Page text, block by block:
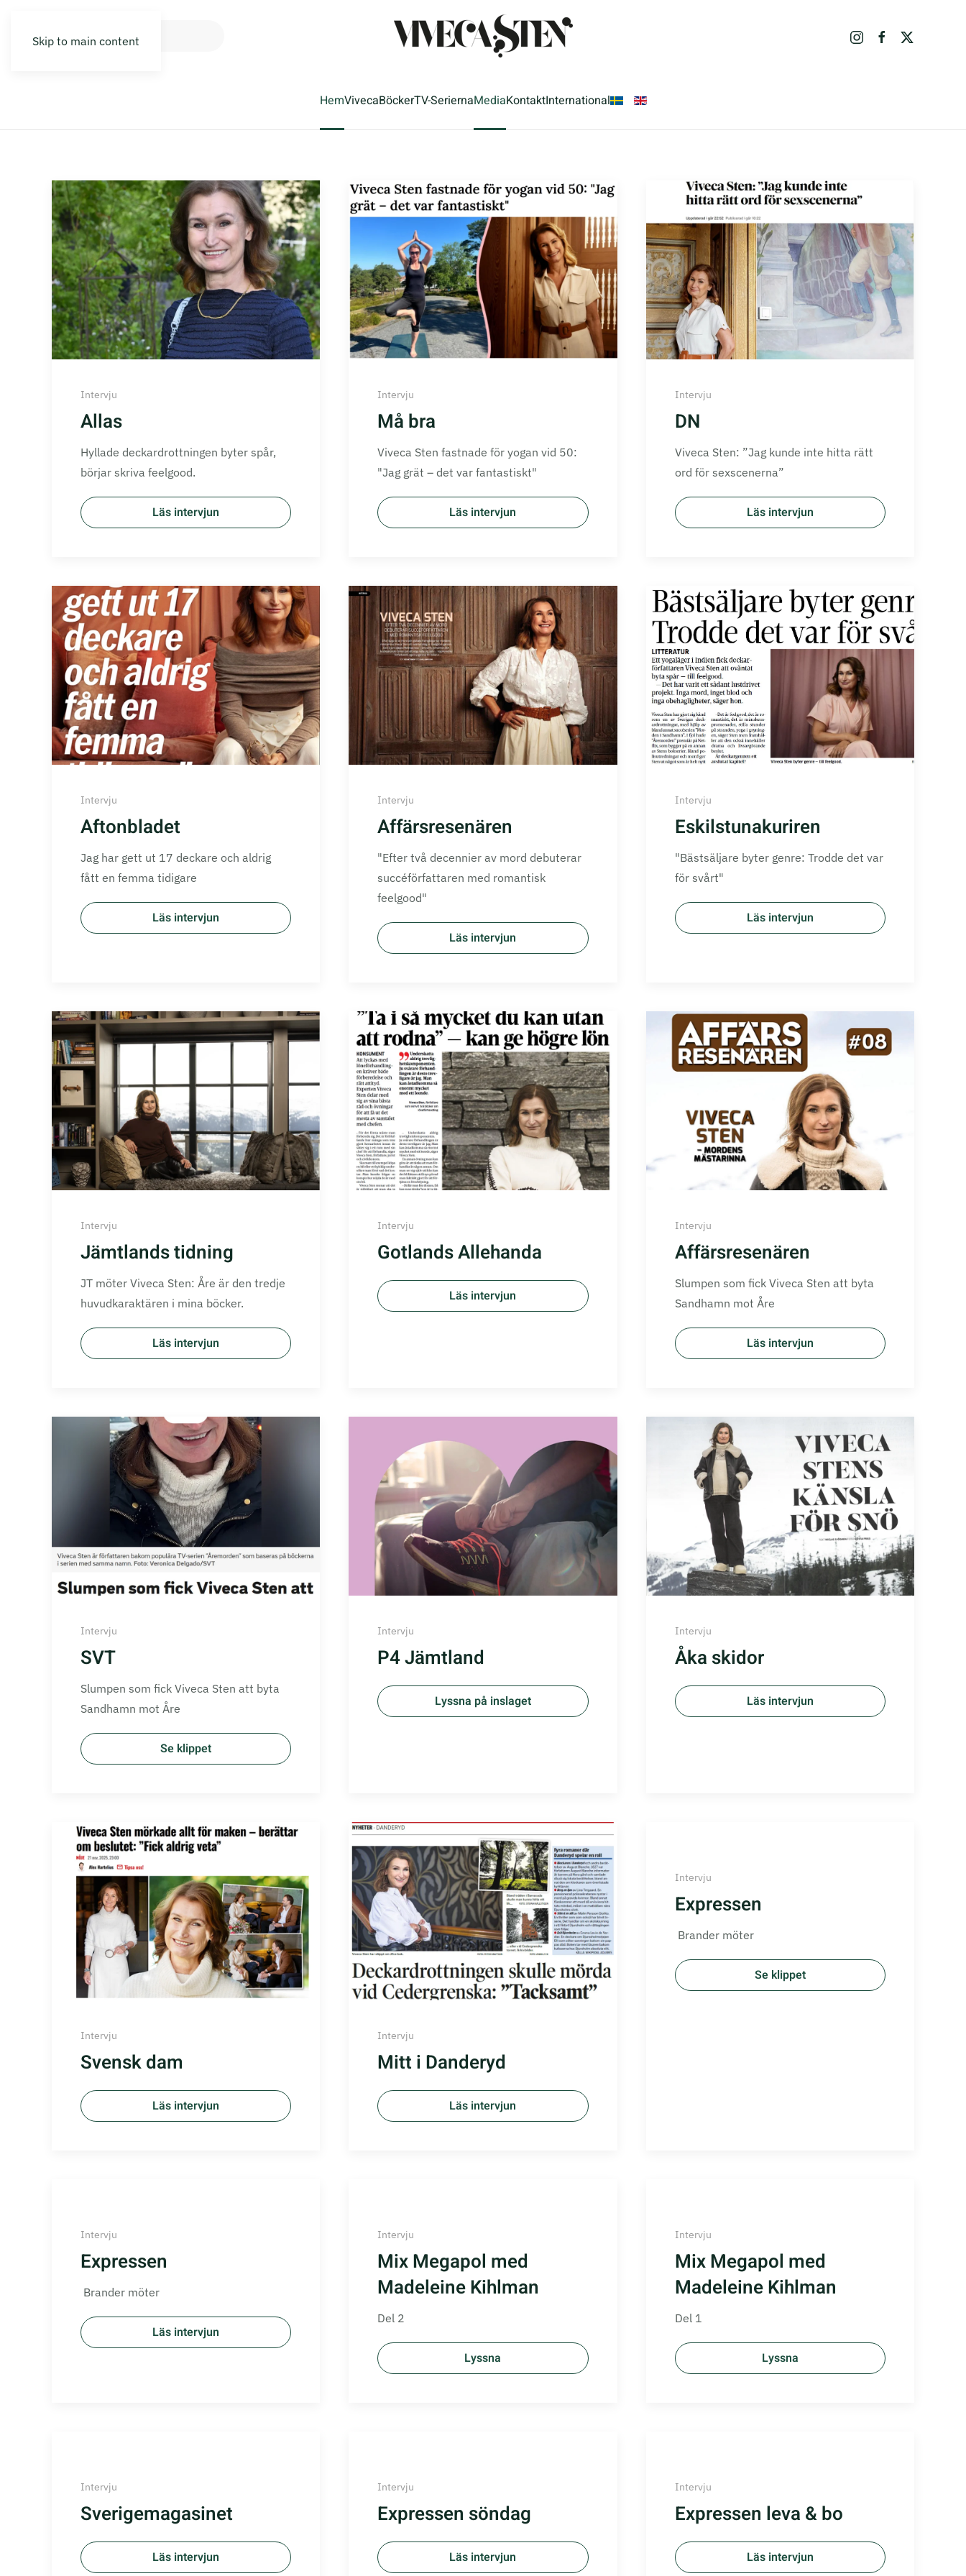
Skip to main content
HemVivecaBöckerTV-SeriernaMediaKontaktInternational
Intervju
Allas
Hyllade deckardrottningen byter spår,
börjar skriva feelgood.
Läs intervjun
Intervju
Må bra
Viveca Sten fastnade för yogan vid 50:
"Jag grät – det var fantastiskt"
Läs intervjun
Intervju
DN
Viveca Sten: ”Jag kunde inte hitta rätt
ord för sexscenerna”
Läs intervjun
Intervju
Aftonbladet
Jag har gett ut 17 deckare och aldrig
fått en femma tidigare
Läs intervjun
Intervju
Affärsresenären
"Efter två decennier av mord debuterar
succéförfattaren med romantisk
feelgood"
Läs intervjun
Intervju
Eskilstunakuriren
"Bästsäljare byter genre: Trodde det var
för svårt"
Läs intervjun
Intervju
Jämtlands tidning
JT möter Viveca Sten: Åre är den tredje
huvudkaraktären i mina böcker.
Läs intervjun
Intervju
Gotlands Allehanda
Läs intervjun
Intervju
Affärsresenären
Slumpen som fick Viveca Sten att byta
Sandhamn mot Åre
Läs intervjun
Intervju
SVT
Slumpen som fick Viveca Sten att byta
Sandhamn mot Åre
Se klippet
Intervju
P4 Jämtland
Lyssna på inslaget
Intervju
Åka skidor
Läs intervjun
Intervju
Svensk dam
Läs intervjun
Intervju
Mitt i Danderyd
Läs intervjun
Intervju
Expressen
Brander möter
Se klippet
Intervju
Expressen
Brander möter
Läs intervjun
Intervju
Mix Megapol med
Madeleine Kihlman
Del 2
Lyssna
Intervju
Mix Megapol med
Madeleine Kihlman
Del 1
Lyssna
Intervju
Sverigemagasinet
Läs intervjun
Intervju
Expressen söndag
Läs intervjun
Intervju
Expressen leva & bo
Läs intervjun